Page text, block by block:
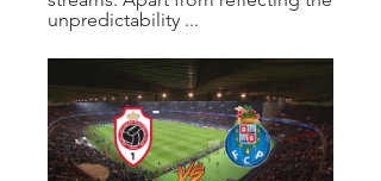
unpredictability ...